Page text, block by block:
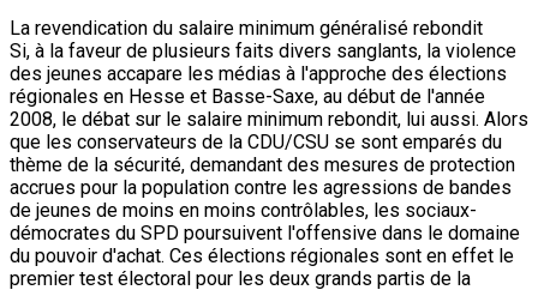
La revendication du salaire minimum généralisé rebondit
Si, à la faveur de plusieurs faits divers sanglants, la violence
des jeunes accapare les médias à l'approche des élections
régionales en Hesse et Basse-Saxe, au début de l'année
2008, le débat sur le salaire minimum rebondit, lui aussi. Alors
que les conservateurs de la CDU/CSU se sont emparés du
thème de la sécurité, demandant des mesures de protection
accrues pour la population contre les agressions de bandes
de jeunes de moins en moins contrôlables, les sociaux-
démocrates du SPD poursuivent l'offensive dans le domaine
du pouvoir d'achat. Ces élections régionales sont en effet le
premier test électoral pour les deux grands partis de la